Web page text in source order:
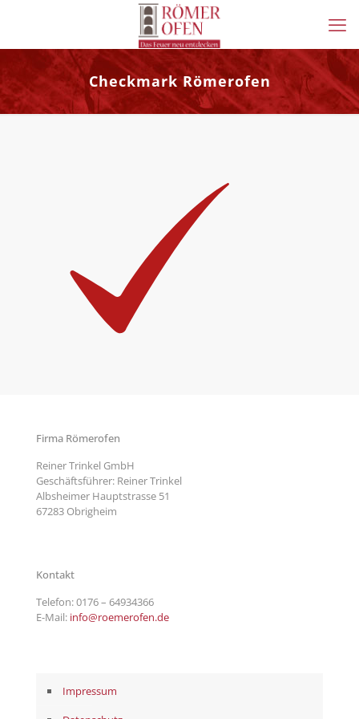
Checkmark Römerofen
Firma Römerofen
Reiner Trinkel GmbH
Geschäftsführer: Reiner Trinkel
Albsheimer Hauptstrasse 51
67283 Obrigheim
Kontakt
Telefon:0176 – 64934366
E-Mail: info@roemerofen.de
Impressum